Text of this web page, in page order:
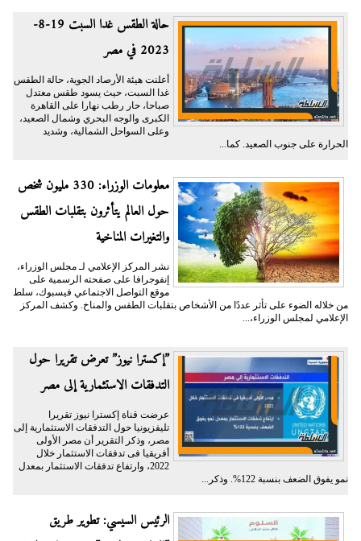
حالة الطقس غدا السبت 19-8-
2023 في مصر
أعلنت هيئة الأرصاد الجوية، حالة الطقس
غدا السبت، حيث يسود طقس معتدل
صباحا، حار رطب نهارا على القاهرة
الكبرى والوجه البحري وشمال الصعيد،
وعلى السواحل الشمالية، وشديد
الحرارة على جنوب الصعيد. كما...
معلومات الوزراء: 330 مليون شخص
حول العالم يتأثرون بتقلبات الطقس
والتغيرات المناخية
نشر المركز الإعلامي لـ مجلس الوزراء،
إنفوجرافا على صفحته الرسمية على
موقع التواصل الاجتماعي فيسبوك، سلط
من خلاله الضوء على تأثر عددًا من الأشخاص بتقلبات الطقس والمناخ. وكشف المركز
الإعلامي لمجلس الوزراء،...
”إكسترا نيوز” تعرض تقريرا حول
التدفقات الاستثمارية إلى مصر
عرضت قناة إكسترا نيوز تقريرا
تليفزيونيا حول التدفقات الاستثمارية إلى
مصر، وذكر التقرير أن مصر الأولى
أفريقيا فى تدفقات الاستثمار خلال
2022، وارتفاع تدفقات الاستثمار بمعدل
نمو يفوق الضعف بنسبة 122%. وذكر...
الرئيس السيسي: تطوير طريق